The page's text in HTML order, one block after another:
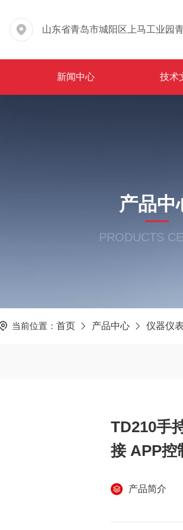
新闻中心 技术
产品中
PRODUCTS
当前位置： 首页 产品中心 仪器仪表
TD210手
接 APP控
产品简介